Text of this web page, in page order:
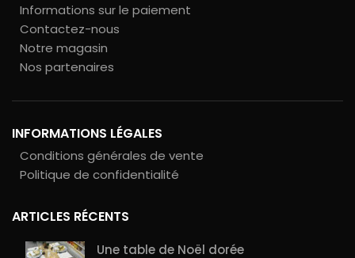
Informations sur le paiement
Contactez-nous
Notre magasin
Nos partenaires
INFORMATIONS LÉGALES
Conditions générales de vente
Politique de confidentialité
ARTICLES RÉCENTS
Une table de Noël dorée